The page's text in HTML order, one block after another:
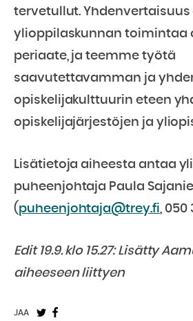
tervetullut. Yhdenvertaisuus
ylioppilaskunnan toimintaa
periaate, ja teemme työtä
saavutettavamman ja
opiskelijakulttuurin eteen
opiskelijajärjestöjen ja
Lisätietoja aiheesta antaa
puheenjohtaja Paula
(puheenjohtaja@trey.fi, 050
Edit 19.9. klo 15.27: Lisätty
aiheeseen liittyen
JAA
JaaJaa